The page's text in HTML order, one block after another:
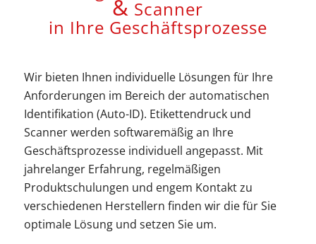
& Scanner
in Ihre Geschäftsprozesse
Wir bieten Ihnen individuelle Lösungen für Ihre
Anforderungen im Bereich der automatischen
Identifikation (Auto-ID). Etikettendruck und
Scanner werden softwaremäßig an Ihre
Geschäftsprozesse individuell angepasst. Mit
jahrelanger Erfahrung, regelmäßigen
Produktschulungen und engem Kontakt zu
verschiedenen Herstellern finden wir die für Sie
optimale Lösung und setzen Sie um.